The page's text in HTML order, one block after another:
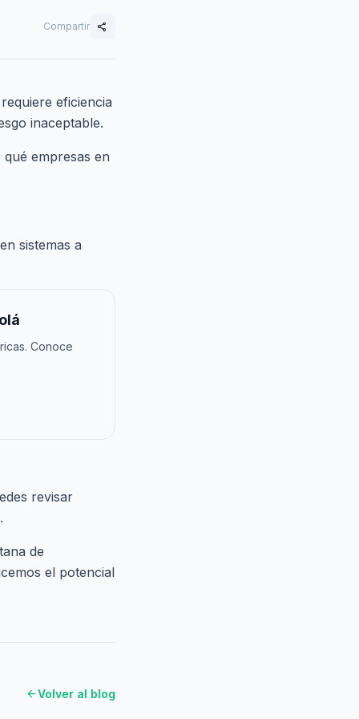
Compartir share
eficiencia
inaceptable.
empresas en
sistemas a
Conoce
revisar
de
el potencial
arrow_backVolver al blog